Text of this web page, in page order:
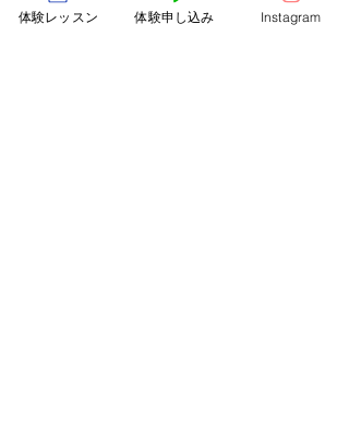
体験レッスン 体験申し込み Instagram